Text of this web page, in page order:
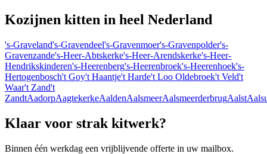
Kozijnen kitten in heel Nederland
's-Graveland's-Gravendeel's-Gravenmoer's-Gravenpolder's-
Gravenzande's-Heer-Abtskerke's-Heer-Arendskerke's-Heer-
Hendrikskinderen's-Heerenberg's-Heerenbroek's-Heerenhoek's-
Hertogenbosch't Goy't Haantje't Harde't Loo Oldebroek't Veld't
Waar't Zand't
ZandtAadorpAagtekerkeAaldenAalsmeerAalsmeerderbrugAalst
Klaar voor strak kitwerk?
Binnen één werkdag een vrijblijvende offerte in uw mailbox.